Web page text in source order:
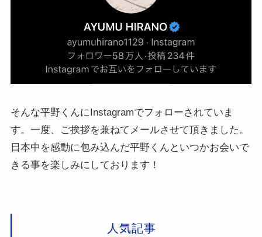
そんな平野くんにInstagramでフォローされていま
す。一度、ご挨拶を兼ねてメールさせて頂きました。
日本中を感動に包み込んだ平野くんといつかお会いで
きる事を楽しみにしております！
人気記事